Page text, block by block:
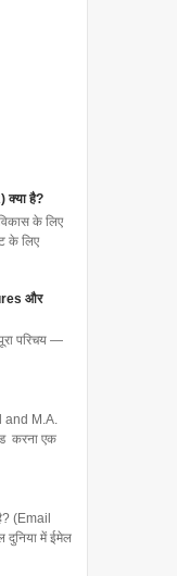
क्या है?
के लिए
के लिए
और
परिचय —
and M.A.
करना एक
(Email
में ईमेल